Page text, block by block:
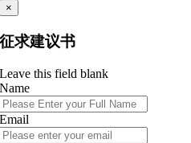
×
征求建议书
Leave this field blank
Name
Email